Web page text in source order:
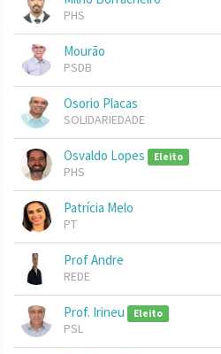
PHS
Mourão
PSDB
Osorio Placas
SOLIDARIEDADE
Osvaldo Lopes Eleito
PHS
Patrícia Melo
PT
Prof Andre
REDE
Prof. Irineu Eleito
PSL